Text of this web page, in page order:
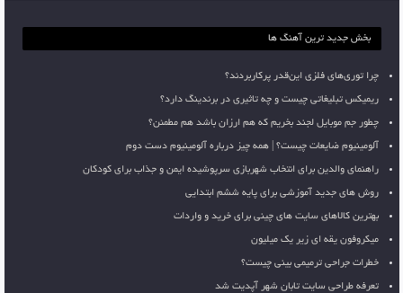
بخش جدید ترین آهنگ ها
چرا توری‌های فلزی این‌قدر پرکاربردند؟
ریمیکس تبلیغاتی چیست و چه تاثیری در برندینگ دارد؟
چطور جم موبایل لجند بخریم که هم ارزان باشد هم مطمئن؟
آلومینیوم ضایعات چیست؟ | همه چیز درباره آلومینیوم دست دوم
راهنمای والدین برای انتخاب شهربازی سرپوشیده ایمن و جذاب برای کودکان
روش های جدید آموزشی برای پایه ششم ابتدایی
بهترین کالاهای سایت های چینی برای خرید و واردات
میکروفون یقه ای زیر یک میلیون
خطرات جراحی ترمیمی بینی چیست؟
تعرفه طراحی سایت تابان شهر آپدیت شد